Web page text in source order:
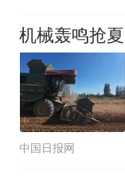
机械轰鸣抢
中国日报网